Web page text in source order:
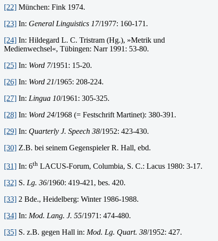
[22] München: Fink 1974.
[23] In: General Linguistics 17/1977: 160-171.
[24] In: Hildegard L. C. Tristram (Hg.), »Metrik und
Medienwechsel«, Tübingen: Narr 1991: 53-80.
[25] In: Word 7/1951: 15-20.
[26] In: Word 21/1965: 208-224.
[27] In: Lingua 10/1961: 305-325.
[28] In: Word 24/1968 (= Fest­schrift Martinet): 380-391.
[29] In: Quarterly J. Speech 38/1952: 423-430.
[30] Z.B. bei seinem Gegenspieler R. Hall, ebd.
[31] In: 6th LACUS-Forum, Columbia, S. C.: Lacus 1980: 3-17.
[32] S. Lg. 36/1960: 419-421, bes. 420.
[33] 2 Bde., Heidelberg: Winter 1986-1988.
[34] In: Mod. Lang. J. 55/1971: 474-480.
[35] S. z.B. gegen Hall in: Mod. Lg. Quart. 38/1952: 427.